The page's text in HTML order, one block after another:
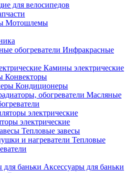
для велосипедов
Мотошлемы
Инфракрасные
Камины электрические
Конвекторы
Кондиционеры
Масляные
электрические
Тепловые завесы
Тепловые
Аксессуары для баньки